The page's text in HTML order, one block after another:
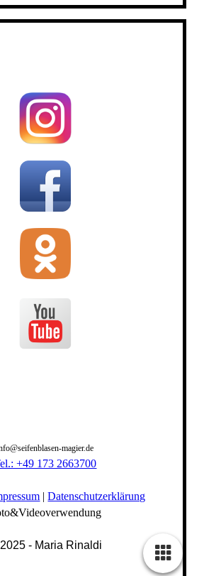
magier.de
+49 173 2663700
|Datenschutzerklärung
- Maria Rinaldi